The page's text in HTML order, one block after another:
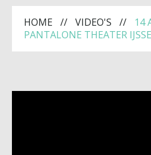
HOME VIDEO'S
14
PANTALONE THEATER